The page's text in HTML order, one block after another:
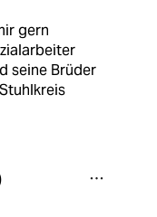
gern
seine Brüder